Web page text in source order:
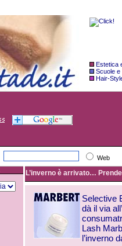
Estetica
Scuole e
Hair-
Web
L’inverno è arrivato…
Selective
dà il via
Lash
l’inverno